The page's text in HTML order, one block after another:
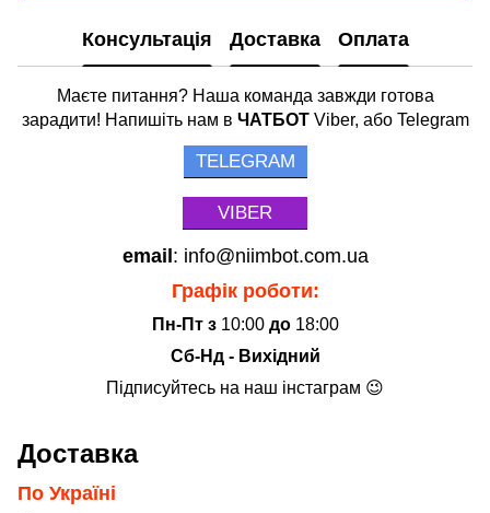
Консультація Доставка Оплата
Маєте питання? Наша команда завжди готова
зарадити! Напишіть нам в ЧАТБОТViber, або Telegram
TELEGRAM
VIBER
email: info@niimbot.com.ua
Графік роботи:
Пн-Пт з 10:00до 18:00
Сб-Нд - Вихідний
Підписуйтесь на наш інстаграм 😉
Доставка
По Україні